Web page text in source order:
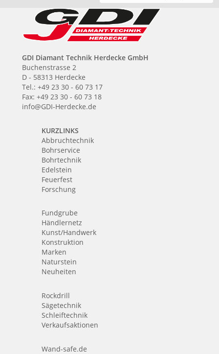
GDI Diamant Technik Herdecke GmbH
Buchenstrasse 2
D - 58313 Herdecke
Tel.: +49 23 30 - 60 73 17
Fax: +49 23 30 - 60 73 18
info@GDI-Herdecke.de
KURZLINKS
Abbruchtechnik
Bohrservice
Bohrtechnik
Edelstein
Feuerfest
Forschung
Fundgrube
Händlernetz
Kunst/Handwerk
Konstruktion
Marken
Naturstein
Neuheiten
Rockdrill
Sägetechnik
Schleiftechnik
Verkaufsaktionen
Wand-safe.de